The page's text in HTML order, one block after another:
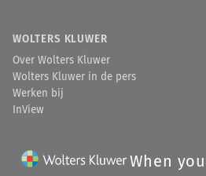
WOLTERS KLUWER
Over Wolters Kluwer
Wolters Kluwer in de pers
Werken bij
InView
When